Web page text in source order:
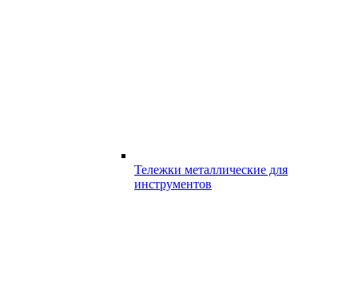
Тележки металлические для
инструментов